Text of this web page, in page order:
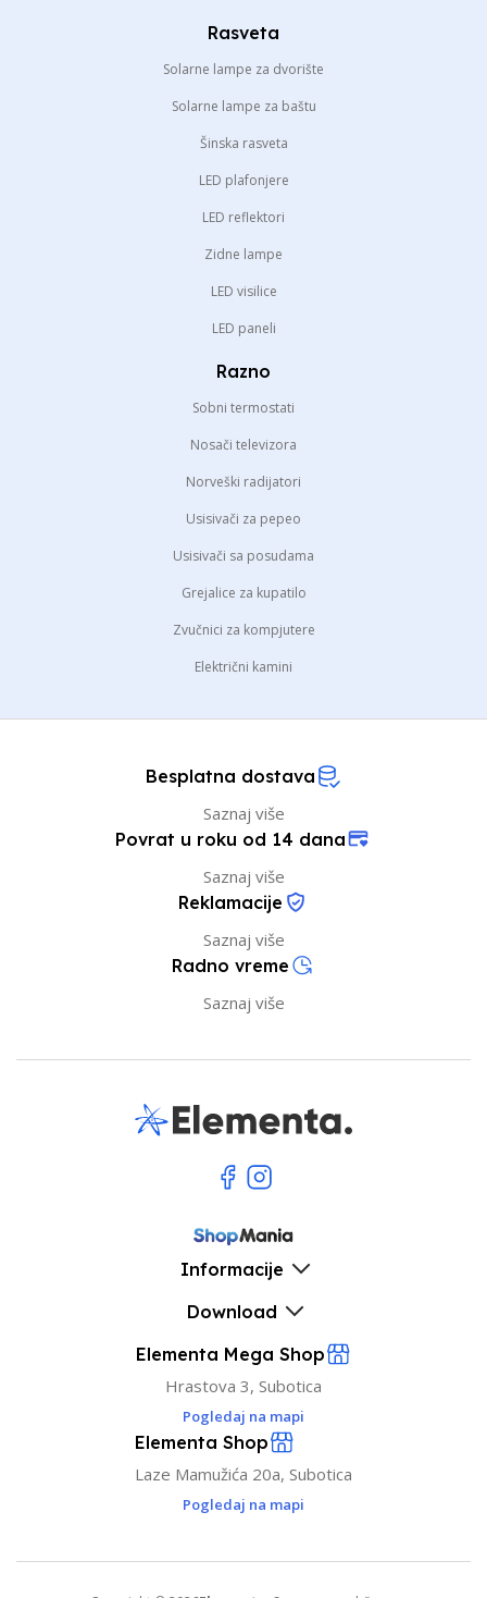
Rasveta
Solarne lampe za dvorište
Solarne lampe za baštu
Šinska rasveta
LED plafonjere
LED reflektori
Zidne lampe
LED visilice
LED paneli
Razno
Sobni termostati
Nosači televizora
Norveški radijatori
Usisivači za pepeo
Usisivači sa posudama
Grejalice za kupatilo
Zvučnici za kompjutere
Električni kamini
Besplatna dostava
Saznaj više
Povrat u roku od 14 dana
Saznaj više
Reklamacije
Saznaj više
Radno vreme
Saznaj više
Informacije
Download
Elementa Mega Shop
Hrastova 3, Subotica
Pogledaj na mapi
Elementa Shop
Laze Mamužića 20a, Subotica
Pogledaj na mapi